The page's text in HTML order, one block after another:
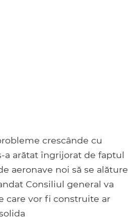
crescânde cu
a arătat îngrijorat de faptul
aeronave noi să se alăture
Consiliul general va
care vor fi construite ar